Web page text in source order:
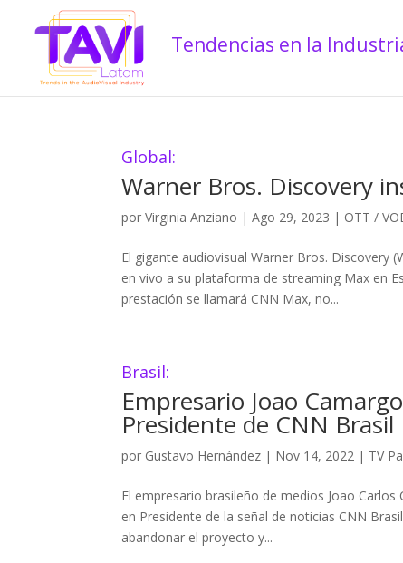
Global:
Warner Bros. Discovery
porVirginia Anziano |Ago 29, 2023 | OTT /
El gigante audiovisual Warner Bros. Discovery
en vivo a su plataforma de streaming Max en
prestación se llamará CNN Max, no...
Brasil:
Empresario Joao
Presidente de CNN Brasil
por Gustavo Hernández | Nov 14, 2022 | TV
El empresario brasileño de medios Joao
en Presidente de la señal de noticias CNN
abandonar el proyecto y...